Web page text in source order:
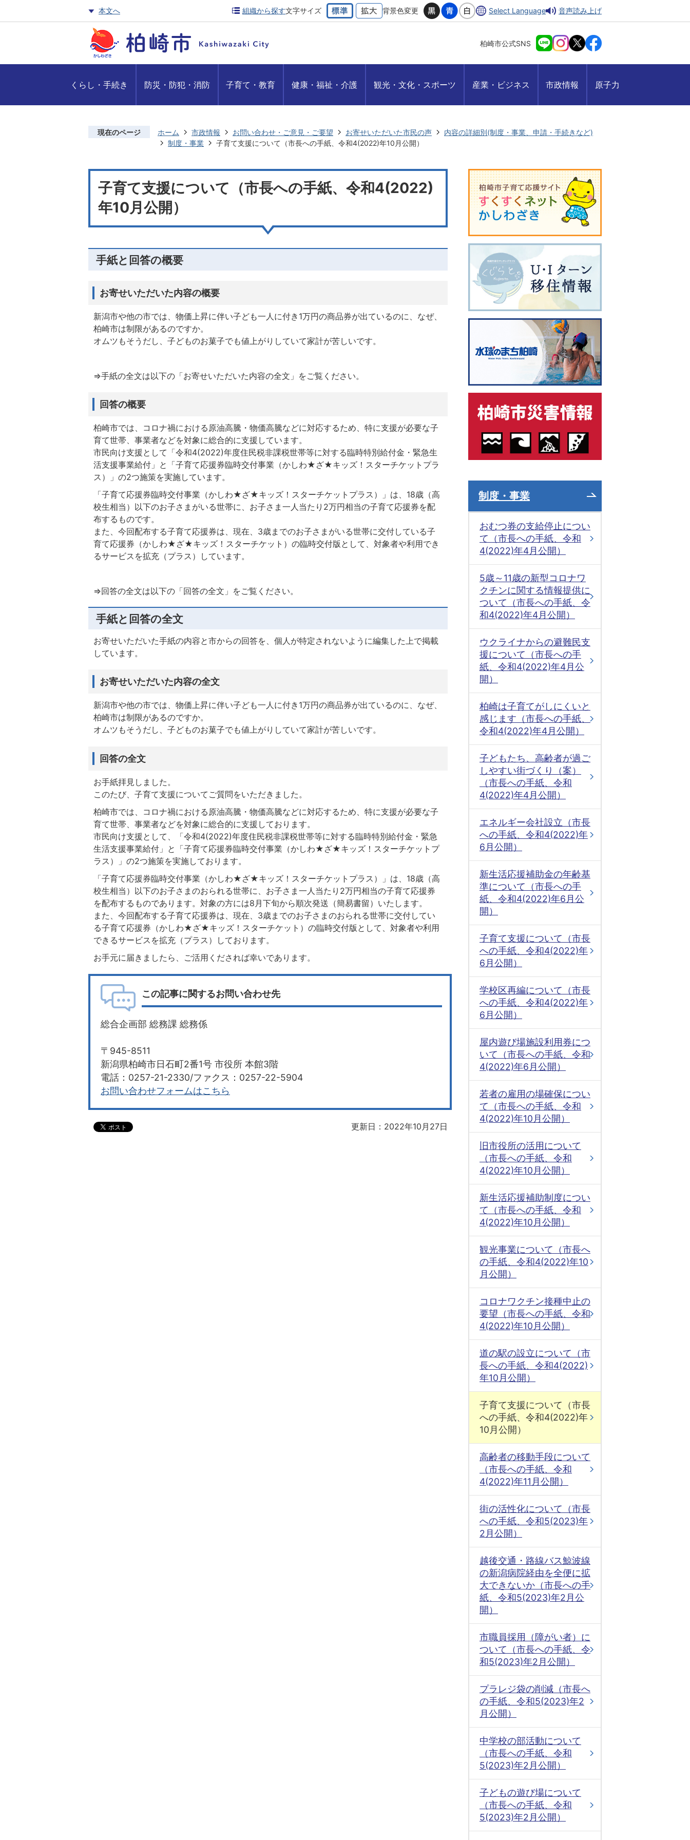
本文へ 組織から探す文字サイズ 背景色変更 Select Language 音声読み上げ
柏崎市公式SNS
くらし・手続き 防災・防犯・消防 子育て・教育 健康・福祉・介護 観光・文化・スポーツ 産業・ビジネス 市政情報 原子力
現在のページ ホーム 市政情報 お問い合わせ・ご意見・ご要望 お寄せいただいた市民の声
内容の詳細別(制度・事業、申請・手続きなど)
制度・事業
子育て支援について（市長への手紙、令和4(2022)年10月公開）
子育て支援について（市長への手紙、令和4(2022)
年10月公開）
手紙と回答の概要
お寄せいただいた内容の概要
新潟市や他の市では、物価上昇に伴い子ども一人に付き1万円の商品券が出ているのに、なぜ、
柏崎市は制限があるのですか。
オムツもそうだし、子どものお菓子でも値上がりしていて家計が苦しいです。
⇒手紙の全文は以下の「お寄せいただいた内容の全文」をご覧ください。
回答の概要
柏崎市では、コロナ禍における原油高騰・物価高騰などに対応するため、特に支援が必要な子
育て世帯、事業者などを対象に総合的に支援しています。
市民向け支援として「令和4(2022)年度住民税非課税世帯等に対する臨時特別給付金・緊急生
活支援事業給付」と「子育て応援券臨時交付事業（かしわ★ざ★キッズ！スターチケットプラ
ス）」の2つ施策を実施しています。
「子育て応援券臨時交付事業（かしわ★ざ★キッズ！スターチケットプラス）」は、18歳（高
校生相当）以下のお子さまがいる世帯に、お子さま一人当たり2万円相当の子育て応援券を配
布するものです。
また、今回配布する子育て応援券は、現在、3歳までのお子さまがいる世帯に交付している子
育て応援券（かしわ★ざ★キッズ！スターチケット）の臨時交付版として、対象者や利用でき
るサービスを拡充（プラス）しています。
⇒回答の全文は以下の「回答の全文」をご覧ください。
手紙と回答の全文
お寄せいただいた手紙の内容と市からの回答を、個人が特定されないように編集した上で掲載
しています。
お寄せいただいた内容の全文
新潟市や他の市では、物価上昇に伴い子ども一人に付き1万円の商品券が出ているのに、なぜ、
柏崎市は制限があるのですか。
オムツもそうだし、子どものお菓子でも値上がりしていて家計が苦しいです。
回答の全文
お手紙拝見しました。
このたび、子育て支援についてご質問をいただきました。
柏崎市では、コロナ禍における原油高騰・物価高騰などに対応するため、特に支援が必要な子
育て世帯、事業者などを対象に総合的に支援しております。
市民向け支援として、「令和4(2022)年度住民税非課税世帯等に対する臨時特別給付金・緊急
生活支援事業給付」と「子育て応援券臨時交付事業（かしわ★ざ★キッズ！スターチケットプ
ラス）」の2つ施策を実施しております。
「子育て応援券臨時交付事業（かしわ★ざ★キッズ！スターチケットプラス）」は、18歳（高
校生相当）以下のお子さまのおられる世帯に、お子さま一人当たり2万円相当の子育て応援券
を配布するものであります。対象の方には8月下旬から順次発送（簡易書留）いたします。
また、今回配布する子育て応援券は、現在、3歳までのお子さまのおられる世帯に交付してい
る子育て応援券（かしわ★ざ★キッズ！スターチケット）の臨時交付版として、対象者や利用
できるサービスを拡充（プラス）しております。
お手元に届きましたら、ご活用くだされば幸いであります。
この記事に関するお問い合わせ先
総合企画部 総務課 総務係
〒945-8511
新潟県柏崎市日石町2番1号 市役所 本館3階
電話：0257-21-2330/ファクス：0257-22-5904
お問い合わせフォームはこちら
更新日：2022年10月27日
制度・事業
おむつ券の支給停止につい
て（市長への手紙、令和
4(2022)年4月公開）
5歳～11歳の新型コロナワ
クチンに関する情報提供に
ついて（市長への手紙、令
和4(2022)年4月公開）
ウクライナからの避難民支
援について（市長への手
紙、令和4(2022)年4月公
開）
柏崎は子育てがしにくいと
感じます（市長への手紙、
令和4(2022)年4月公開）
子どもたち、高齢者が過ご
しやすい街づくり（案）
（市長への手紙、令和
4(2022)年4月公開）
エネルギー会社設立（市長
への手紙、令和4(2022)年
6月公開）
新生活応援補助金の年齢基
準について（市長への手
紙、令和4(2022)年6月公
開）
子育て支援について（市長
への手紙、令和4(2022)年
6月公開）
学校区再編について（市長
への手紙、令和4(2022)年
6月公開）
屋内遊び場施設利用券につ
いて（市長への手紙、令和
4(2022)年6月公開）
若者の雇用の場確保につい
て（市長への手紙、令和
4(2022)年10月公開）
旧市役所の活用について
（市長への手紙、令和
4(2022)年10月公開）
新生活応援補助制度につい
て（市長への手紙、令和
4(2022)年10月公開）
観光事業について（市長へ
の手紙、令和4(2022)年10
月公開）
コロナワクチン接種中止の
要望（市長への手紙、令和
4(2022)年10月公開）
道の駅の設立について（市
長への手紙、令和4(2022)
年10月公開）
子育て支援について（市長
への手紙、令和4(2022)年
10月公開）
高齢者の移動手段について
（市長への手紙、令和
4(2022)年11月公開）
街の活性化について（市長
への手紙、令和5(2023)年
2月公開）
越後交通・路線バス鯨波線
の新潟病院経由を全便に拡
大できないか（市長への手
紙、令和5(2023)年2月公
開）
市職員採用（障がい者）に
ついて（市長への手紙、令
和5(2023)年2月公開）
プラレジ袋の削減（市長へ
の手紙、令和5(2023)年2
月公開）
中学校の部活動について
（市長への手紙、令和
5(2023)年2月公開）
子どもの遊び場について
（市長への手紙、令和
5(2023)年2月公開）